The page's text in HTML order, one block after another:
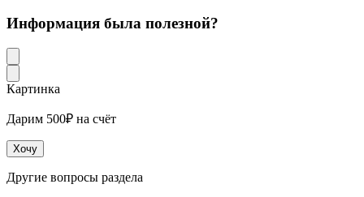
Информация была полезной?
Картинка
Дарим 500₽ на счёт
Хочу
Другие вопросы раздела